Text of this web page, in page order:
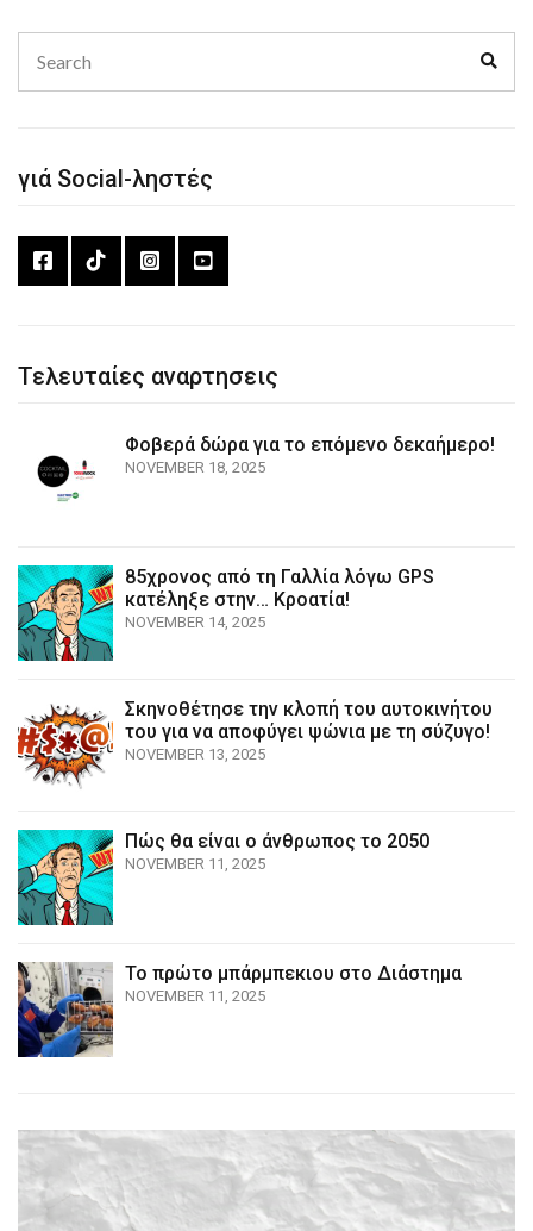
for:
γιά Social-ληστές
Τελευταίες αναρτησεις
Φοβερά δώρα για το επόμενο δεκαήμερο!
NOVEMBER 18, 2025
85χρονος από τη Γαλλία λόγω GPS
κατέληξε στην… Κροατία!
NOVEMBER 14, 2025
Σκηνοθέτησε την κλοπή του αυτοκινήτου
του για να αποφύγει ψώνια με τη σύζυγο!
NOVEMBER 13, 2025
Πώς θα είναι ο άνθρωπος το 2050
NOVEMBER 11, 2025
Το πρώτο μπάρμπεκιου στο Διάστημα
NOVEMBER 11, 2025